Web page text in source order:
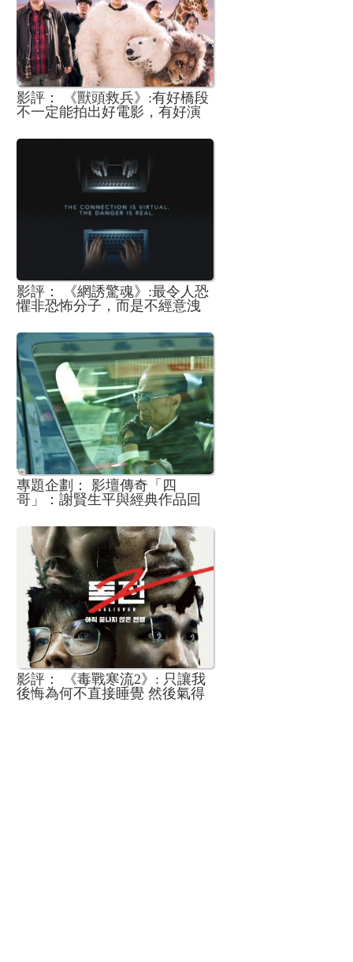
影評： 《獸頭救兵》:有好橋段
不一定能拍出好電影，有好演
影評： 《網誘驚魂》:最令人恐
懼非恐怖分子，而是不經意洩
專題企劃： 影壇傳奇「四
哥」：謝賢生平與經典作品回
影評： 《毒戰寒流2》: 只讓我
後悔為何不直接睡覺 然後氣得